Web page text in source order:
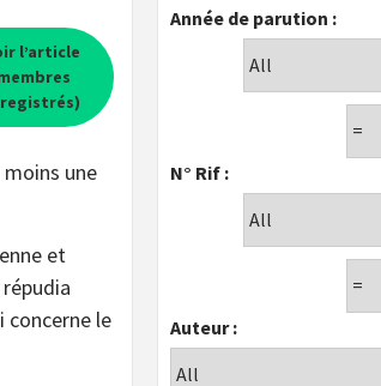
l’article
une
et
concerne le
Année de parution :
N° Rif :
Auteur :